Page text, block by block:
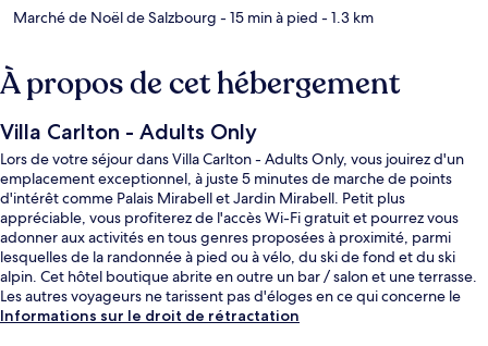
Marché de Noël de Salzbourg - 15 min à pied - 1.3 km
À propos de cet hébergement
Villa Carlton - Adults Only
Lors de votre séjour dans Villa Carlton - Adults Only, vous jouirez d'un
emplacement exceptionnel, à juste 5 minutes de marche de points
d'intérêt comme Palais Mirabell et Jardin Mirabell. Petit plus
appréciable, vous profiterez de l'accès Wi-Fi gratuit et pourrez vous
adonner aux activités en tous genres proposées à proximité, parmi
lesquelles de la randonnée à pied ou à vélo, du ski de fond et du ski
alpin. Cet hôtel boutique abrite en outre un bar / salon et une terrasse.
Les autres voyageurs ne tarissent pas d'éloges en ce qui concerne le
personnel attentionné et l'accès facile à pied.
Informations sur le droit de rétractation